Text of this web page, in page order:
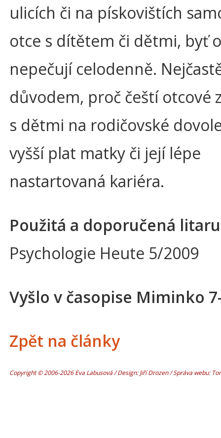
ulicích či na pískovištích
otce s dítětem či dětmi, byť
nepečují celodenně.
důvodem, proč čeští otcové
s dětmi na rodičovské
vyšší plat matky či její lépe
nastartovaná kariéra.
Použitá a doporučená
Psychologie Heute 5/2009
Vyšlo v časopise Miminko
Zpět na články
Copyright © 2006-2026 Eva Labusová / Design: Jiří Drozen / Správa webu: